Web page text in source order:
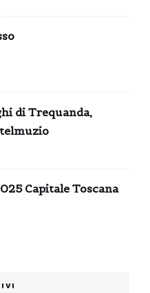
di Trequanda,
Capitale Toscana